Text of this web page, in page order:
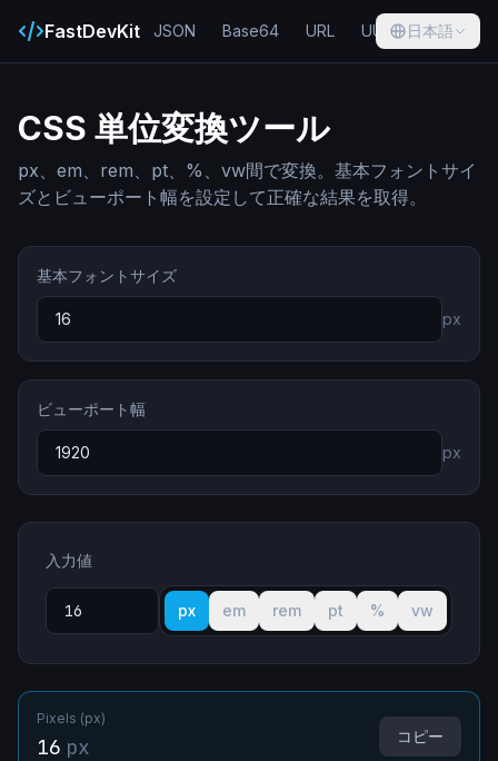
FastDevKit JSON Base64 URL UUID Hash
日本語
CSS 単位変換ツール
px、em、rem、pt、%、vw間で変換。基本フォントサイ
ズとビューポート幅を設定して正確な結果を取得。
基本フォントサイズ
px
ビューポート幅
px
入力値
px em rem pt % vw
Pixels (px)
16 px コピー